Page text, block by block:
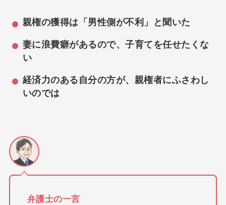
親権の獲得は「男性側が不利」と聞いた
妻に浪費癖があるので、子育てを任せたくな
い
経済力のある自分の方が、親権者にふさわし
いのでは
弁護士の一言